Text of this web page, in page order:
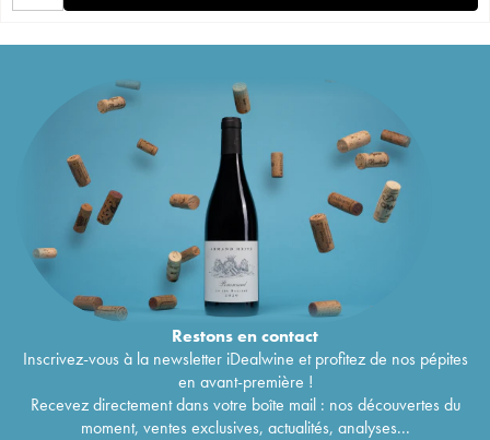
Restons encontact
Inscrivez-vous à la newsletter iDealwine et profitez de nos pépites
en avant-première !
Recevez directement dans votre boîte mail : nos découvertes du
moment, ventes exclusives, actualités, analyses...